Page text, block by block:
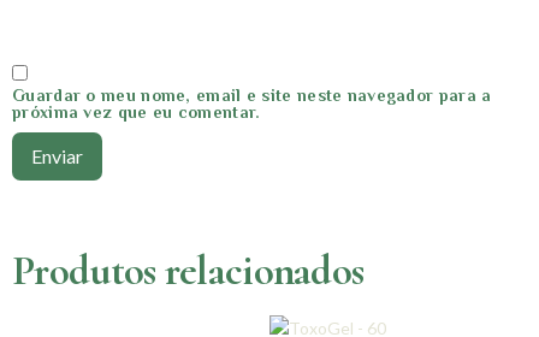
Guardar o meu nome, email e site neste navegador para a
próxima vez que eu comentar.
Produtos relacionados